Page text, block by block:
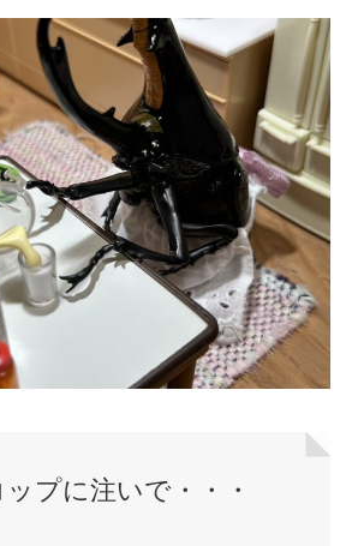
プに注いで・・・